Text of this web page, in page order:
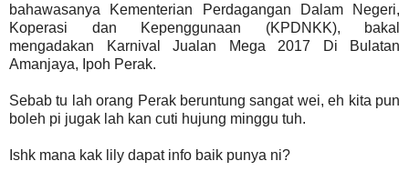
bahawasanya Kementerian Perdagangan Dalam Negeri,
Koperasi dan Kepenggunaan (KPDNKK), bakal
mengadakan Karnival Jualan Mega 2017 Di Bulatan
Amanjaya, Ipoh Perak.
Sebab tu lah orang Perak beruntung sangat wei, eh kita pun
boleh pi jugak lah kan cuti hujung minggu tuh.
Ishk mana kak lily dapat info baik punya ni?